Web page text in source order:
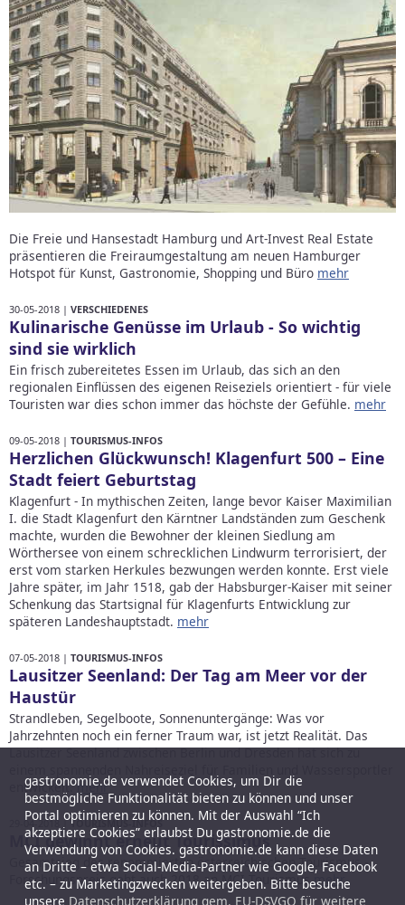
Die Freie und Hansestadt Hamburg und Art-Invest Real Estate
präsentieren die Freiraumgestaltung am neuen Hamburger
Hotspot für Kunst, Gastronomie, Shopping und Büro mehr
30-05-2018 | VERSCHIEDENES
Kulinarische Genüsse im Urlaub - So wichtig
sind sie wirklich
Ein frisch zubereitetes Essen im Urlaub, das sich an den
regionalen Einflüssen des eigenen Reiseziels orientiert - für viele
Touristen war dies schon immer das höchste der Gefühle. mehr
09-05-2018 | TOURISMUS-INFOS
Herzlichen Glückwunsch! Klagenfurt 500 – Eine
Stadt feiert Geburtstag
Klagenfurt - In mythischen Zeiten, lange bevor Kaiser Maximilian
I. die Stadt Klagenfurt den Kärntner Landständen zum Geschenk
machte, wurden die Bewohner der kleinen Siedlung am
Wörthersee von einem schrecklichen Lindwurm terrorisiert, der
erst vom starken Herkules bezwungen werden konnte. Erst viele
Jahre später, im Jahr 1518, gab der Habsburger-Kaiser mit seiner
Schenkung das Startsignal für Klagenfurts Entwicklung zur
späteren Landeshauptstadt. mehr
07-05-2018 | TOURISMUS-INFOS
Lausitzer Seenland: Der Tag am Meer vor der
Haustür
Strandleben, Segelboote, Sonnenuntergänge: Was vor
Jahrzehnten noch ein ferner Traum war, ist jetzt Realität. Das
Lausitzer Seenland zwischen Berlin und Dresden hat sich zu
entwickelt.mehr
29-04-2018 |TOURISMUS-INFOS
MCI gewinnt erneut Tourissimus
Gesamtsieg des renommierten österreichischen Tourismus -
Forschungspreis geht auch 2018 an MCI Tourismusmehr
gastronomie.de verwendet Cookies, um Dir die
bestmögliche Funktionalität bieten zu können und unser
Portal optimieren zu können. Mit der Auswahl “Ich
akzeptiere Cookies” erlaubst Du gastronomie.de die
Verwendung von Cookies. gastronomie.de kann diese Daten
an Dritte – etwa Social-Media-Partner wie Google, Facebook
etc. – zu Marketingzwecken weitergeben. Bitte besuche
unsere Datenschutzerklärung gem. EU-DSVGO für weitere